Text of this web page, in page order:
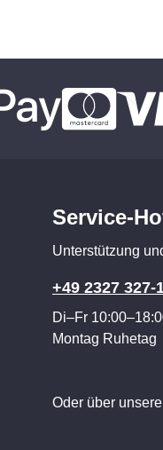
Service-
Unterstützung
+49 2327 327-
Di–Fr
Montag Ruhetag
Oder über unsere